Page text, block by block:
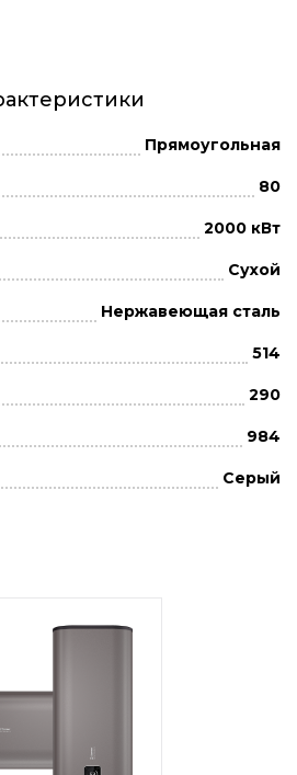
Прямоугольная
80
2000 кВт
Сухой
Нержавеющая сталь
514
290
984
Серый